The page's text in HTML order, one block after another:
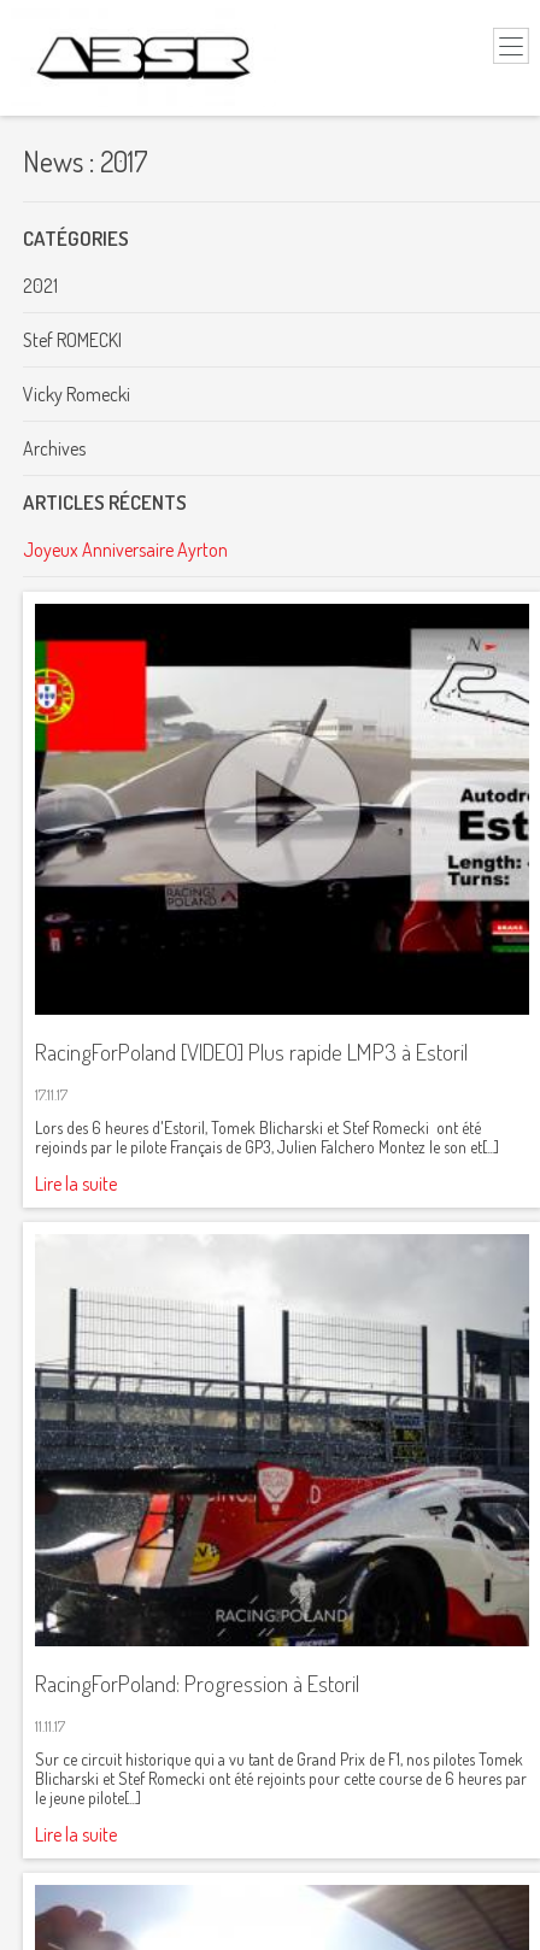
News : 2017
CATÉGORIES
2021
Stef ROMECKI
Vicky Romecki
Archives
ARTICLES RÉCENTS
Joyeux Anniversaire Ayrton
RacingForPoland [VIDEO] Plus rapide LMP3 à Estoril
17.11.17
Lors des 6 heures d'Estoril, Tomek Blicharski et Stef Romecki ont été
rejoinds par le pilote Français de GP3, Julien Falchero Montez le son et[...]
Lire la suite
RacingForPoland: Progression à Estoril
11.11.17
Sur ce circuit historique qui a vu tant de Grand Prix de F1, nos pilotes Tomek
Blicharski et Stef Romecki ont été rejoints pour cette course de 6 heures par
le jeune pilote[...]
Lire la suite